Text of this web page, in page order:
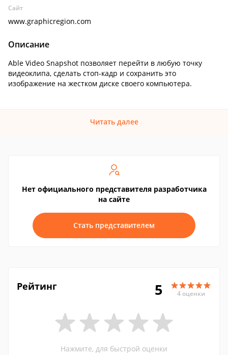
Сайт
www.graphicregion.com
Описание
Able Video Snapshot позволяет перейти в любую точку
видеоклипа, сделать стоп-кадр и сохранить это
изображение на жестком диске своего компьютера.
Читать далее
Нет официального представителя разработчика
на сайте
Стать представителем
Рейтинг 5 4 оценки
Нажмите, для быстрой оценки